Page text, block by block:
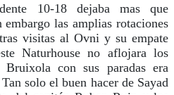
10-18 dejaba mas que
las amplias rotaciones
visitas al Ovni y su empate
Naturhouse no aflojara los
con sus paradas era
solo el buen hacer de Sayad